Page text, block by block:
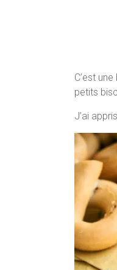
C’est
petits
J’ai